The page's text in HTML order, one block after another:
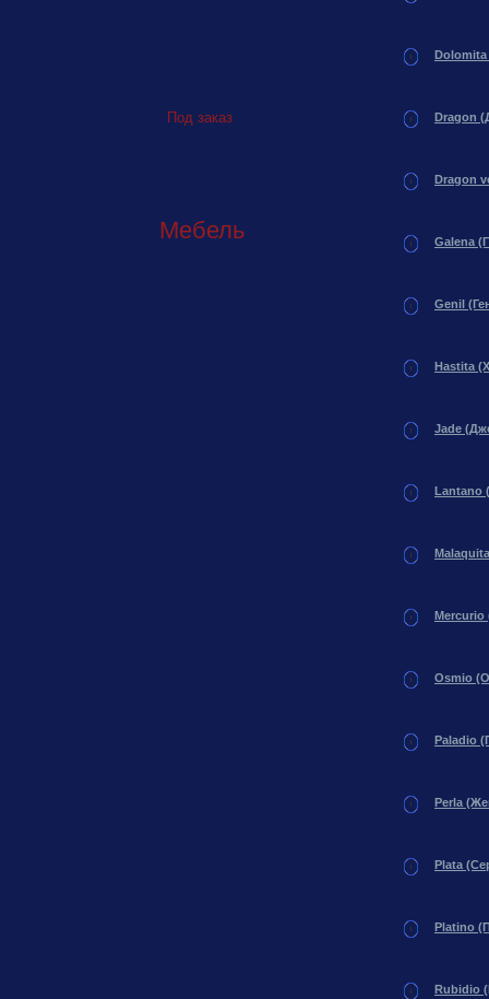
Под заказ
Мебель
Dragon
Dragon
Galena
Genil
Hastita
Jade
Lantano
Mercurio
Osmio
Paladio
Perla
Plata
Platino
Rubidio